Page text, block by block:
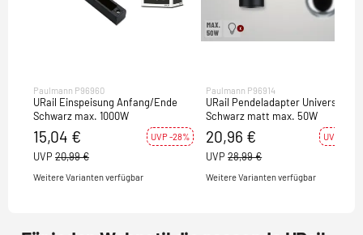
Paulmann P96960
URail Einspeisung Anfang/Ende
Schwarz max. 1000W
15,04 € UVP -28%
UVP 20,99 €
Weitere Varianten verfügbar
Paulmann P96914
URail Pendeladapter Universal
Schwarz matt max. 50W
20,96 € UVP -28%
UVP 28,99 €
Weitere Varianten verfügbar